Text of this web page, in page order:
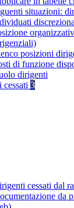
situazioni:
posizioni
di funzione
dirigenti
3
cessati dal
da